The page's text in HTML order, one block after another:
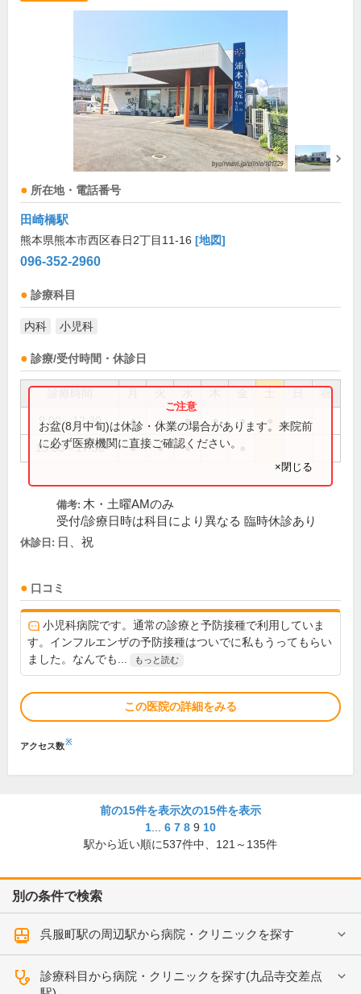
所在地・電話番号
田崎橋駅
熊本県熊本市西区春日2丁目11-16 [地図]
096-352-2960
診療科目
内科 小児科
診療/受付時間・休診日
祝
9:00～12:30 ● ● ● ● ●
15:00～17:30 ● ● ●
お盆(8月中旬)は休診・休業の場合があります。来院前
に必ず医療機関に直接ご確認ください。
×閉じる
備考: 木・土曜AMのみ
受付/診療日時は科目により異なる 臨時休診あり
休診日: 日、祝
口コミ
小児科病院です。通常の診療と予防接種で利用していま
す。インフルエンザの予防接種はついでに私もうってもらい
ました。なんでも...
もっと読む
この医院の詳細をみる
アクセス数※
前の15件を表示次の15件を表示
1
6 7 8 9 10
駅から近い順に537件中、 121～135件
別の条件で検索
呉服町駅の周辺駅から病院・クリニックを探す
診療科目から病院・クリニックを探す(九品寺交差点